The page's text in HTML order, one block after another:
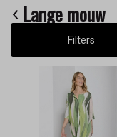
Keskusta
Lange mouw
Filters